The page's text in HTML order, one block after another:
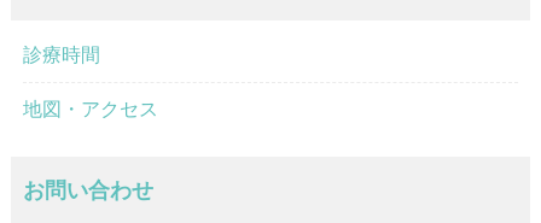
診療時間
地図・アクセス
お問い合わせ